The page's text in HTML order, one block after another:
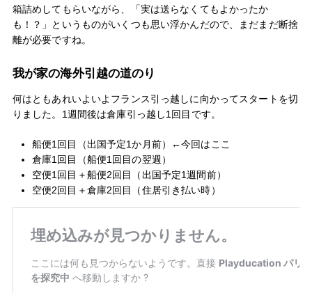
箱詰めしてもらいながら、「実は送らなくてもよかったか
も！？」というものがいくつも思い浮かんだので、まだまだ断捨
離が必要ですね。
我が家の海外引越の道のり
何はともあれいよいよフランス引っ越しに向かってスタートを切
りました。1週間後は倉庫引っ越し1回目です。
船便1回目（出国予定1か月前）←今回はここ
倉庫1回目（船便1回目の翌週）
空便1回目＋船便2回目（出国予定1週間前）
空便2回目＋倉庫2回目（住居引き払い時）